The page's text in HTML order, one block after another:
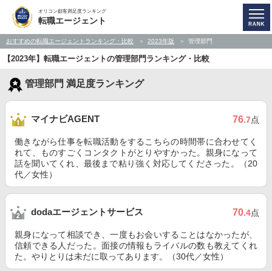
オリコン顧客満足度ランキング
転職エージェント
おすすめの転職エージェントランキング・比較 2023年版 管理部門
【2023年】転職エージェントの管理部門ランキング・比較
管理部門 満足度ランキング
マイナビAGENT 76.7点
働きながら仕事を転職活動をするこちらの時間帯に合わせてく
れて、ものすごくコンタクトがとりやすかった。親身になって
話を聞いてくれ、最後まで粘り強く対応してくださった。（20
代／女性）
dodaエージェントサービス 70.4点
親身になって相談でき、一度もお会いすることはなかったが、
信頼できる人だった。面接の情報もライバルの数も教えてくれ
た。やりとりは未だに取ってあります。（30代／女性）